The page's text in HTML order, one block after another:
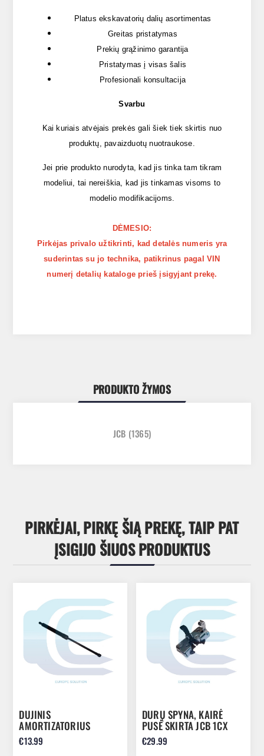
Platus ekskavatorių dalių asortimentas
Greitas pristatymas
Prekių grąžinimo garantija
Pristatymas į visas šalis
Profesionali konsultacija
Svarbu
Kai kuriais atvėjais prekės gali šiek tiek skirtis nuo
produktų, pavaizduotų nuotraukose.
Jei prie produkto nurodyta, kad jis tinka tam tikram
modeliui, tai nereiškia, kad jis tinkamas visoms to
modelio modifikacijoms.
DĖMESIO:
Pirkėjas privalo užtikrinti, kad detalės numeris yra
suderintas su jo technika, patikrinus pagal VIN
numerį detalių kataloge prieš įsigyjant prekę.
PRODUKTO ŽYMOS
JCB (1365)
PIRKĖJAI, PIRKĘ ŠIĄ PREKĘ, TAIP PAT
ĮSIGIJO ŠIUOS PRODUKTUS
DUJINIS
AMORTIZATORIUS
SKIRTAS JCB 527-58 535-
140 332/C9086
€13.99
DURŲ SPYNA, KAIRĖ
PUSĖ SKIRTA JCB 1CX
2CX 4CX 332/A9108
€29.99